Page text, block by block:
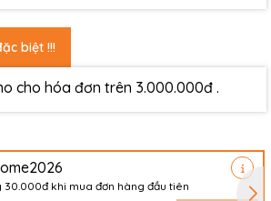
biệt !!!
cho hóa đơn trên 3.000.000đ .
30.000đ khi mua đơn hàng đầu tiên